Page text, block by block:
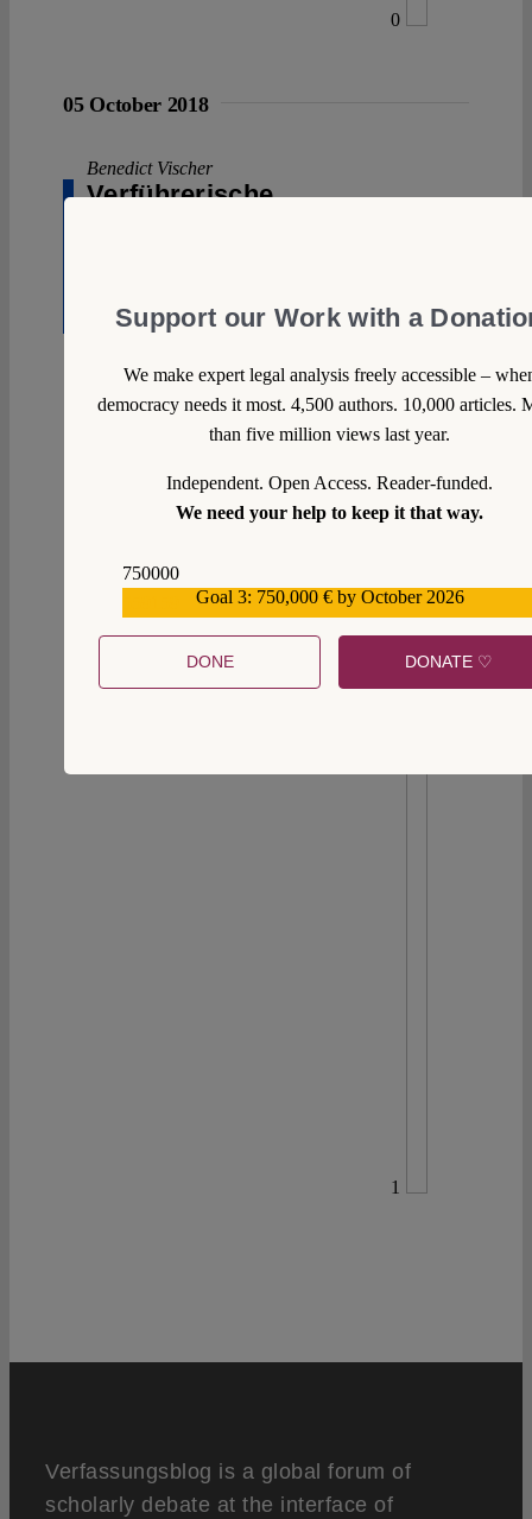
0
05 October 2018
Benedict Vischer
Verführerische
initiative“
Grundsätzliches an. Nach jahrelanger
Vorbereitung entscheidet das Volk über die sog.
Selbstbestimmungsinitiative. Deren Anliegen
klingt klar, einfach und bestechend:
Selbstbestimmung statt Fremdbestimmung und
ein falsches Versprechen.
Continue reading >>
1
Verfassungsblog is a global forum of
scholarly debate at the interface of
Support our Work with a
We make expert legal analysis freely accessible –
democracy needs it most. 4,500 authors. 10,000 articles.
than five million views last year.
Independent. Open Access. Reader-funded.
We need your help to keep it that way.
750000
Goal 3: 750,000 € by October 2026
DONE DONATE ♡